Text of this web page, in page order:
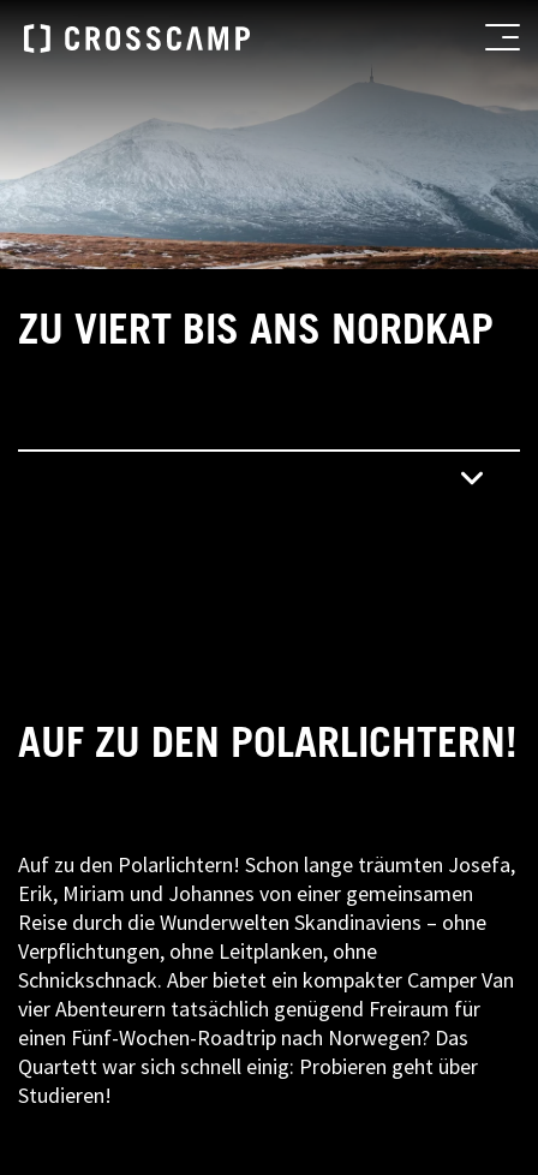
ZU VIERT BIS ANS NORDKAP
AUF ZU DEN POLARLICHTERN!
Auf zu den Polarlichtern! Schon lange träumten Josefa,
Erik, Miriam und Johannes von einer gemeinsamen
Reise durch die Wunderwelten Skandinaviens – ohne
Verpflichtungen, ohne Leitplanken, ohne
Schnickschnack. Aber bietet ein kompakter Camper Van
vier Abenteurern tatsächlich genügend Freiraum für
einen Fünf-Wochen-Roadtrip nach Norwegen? Das
Quartett war sich schnell einig: Probieren geht über
Studieren!